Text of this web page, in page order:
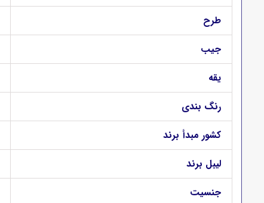
طرح
جیب
یقه
رنگ بندی
کشور مبدأ برند
لیبل برند
جنسیت